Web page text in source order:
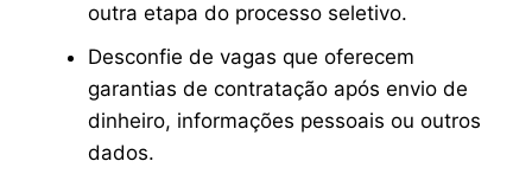
outra etapa do processo seletivo.
Desconfie de vagas que oferecem
garantias de contratação após envio de
dinheiro, informações pessoais ou outros
dados.